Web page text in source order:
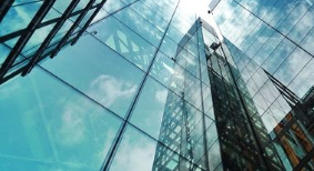
Aukstuma iekārtas
Saldēšanas iekārtas
Kondicionieri
Ventilācijas un kondicionēšanas
telpām